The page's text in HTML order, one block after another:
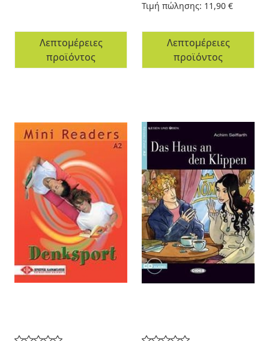
Λεπτομέρειες
προϊόντος
Τιμή πώλησης: 11,90 €
Λεπτομέρειες
προϊόντος